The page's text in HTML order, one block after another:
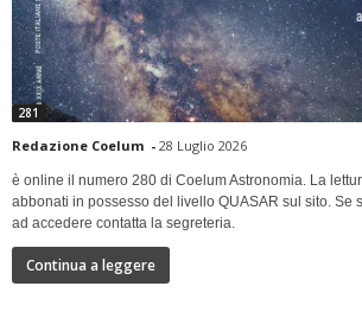
281
Redazione Coelum - 28 Luglio 2026
è online il numero 280 di Coelum Astronomia. La
abbonati in possesso del livello QUASAR sul sito. Se
ad accedere contatta la segreteria.
Continua a leggere